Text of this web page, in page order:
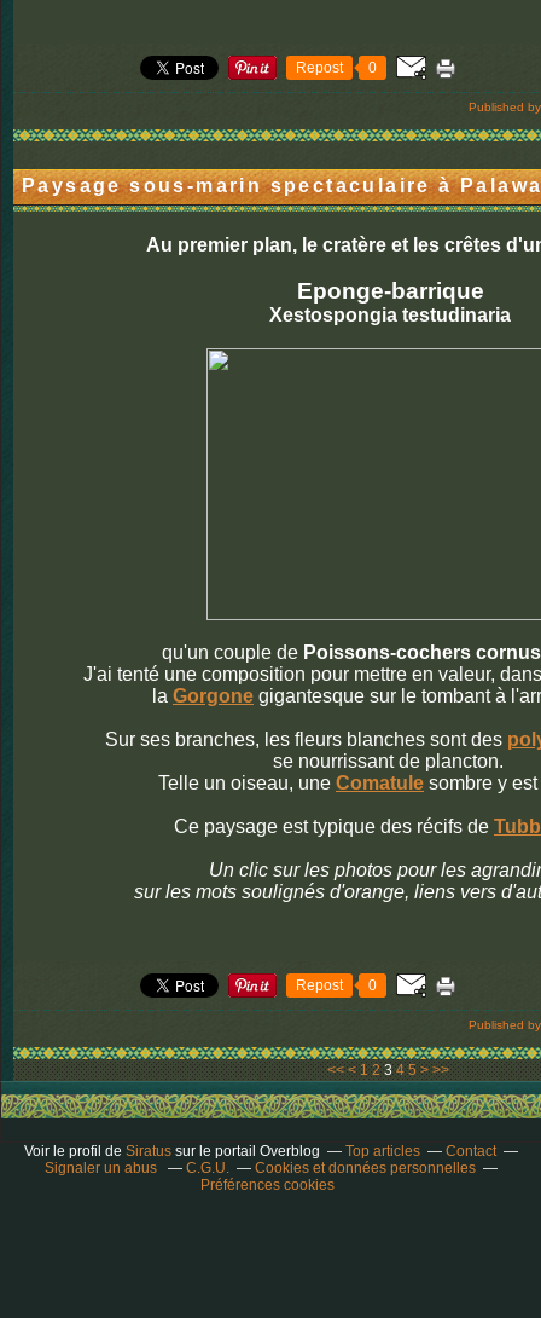
Repost 0
Published
Paysage sous-marin spectaculaire à
Au premier plan, le cratère et les crêtes
Eponge-barrique
Xestospongia testudinaria
qu'un couple de Poissons-cochers cornus
J'ai tenté une composition pour mettre en valeur,
la Gorgone gigantesque sur le tombant à
Sur ses branches, les fleurs blanches sont des
se nourrissant de plancton.
Telle un oiseau, une Comatule sombre y
Ce paysage est typique des récifs de
Un clic sur les photos pour les
sur les mots soulignés d'orange, liens vers
Repost 0
Published
<< < 1 2 3 4 5 > >>
Voir le profil de Siratussur le portail Overblog Top articles
Contact
Signaler un abus
C.G.U.
Cookies et données personnelles
Préférences cookies